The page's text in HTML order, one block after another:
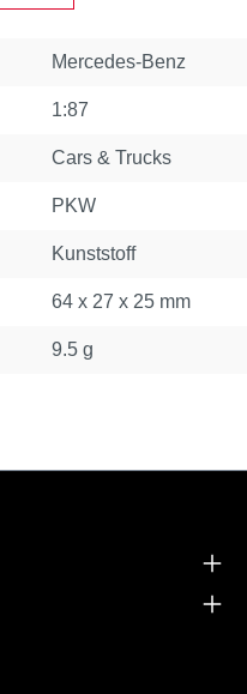
Mercedes-Benz
1:87
Cars & Trucks
PKW
Kunststoff
64 x 27 x 25 mm
9.5 g